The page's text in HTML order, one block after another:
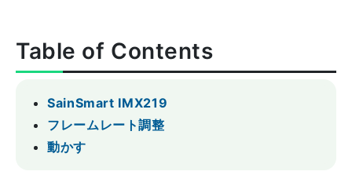
Table of Contents
SainSmart IMX219
フレームレート調整
動かす